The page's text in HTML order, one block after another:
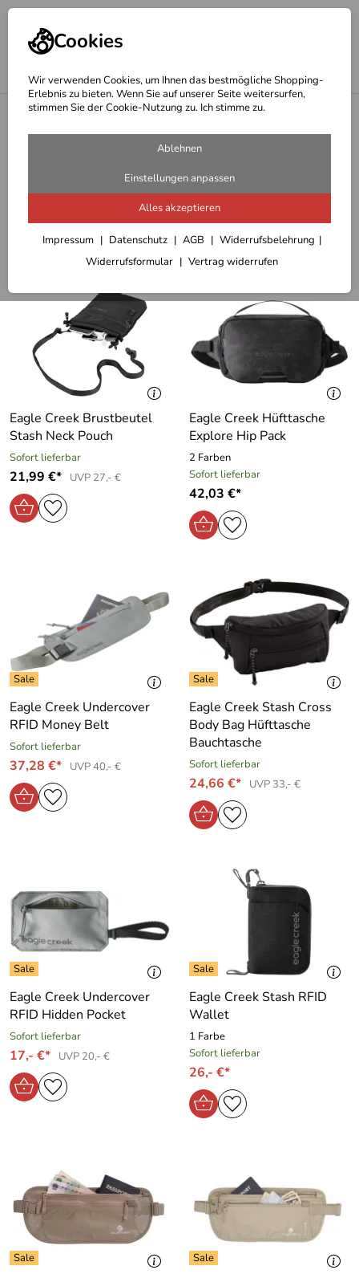
Cookies
Wir verwenden Cookies, um Ihnen das bestmögliche Shopping-
Erlebnis zu bieten. Wenn Sie auf unserer Seite weitersurfen,
stimmen Sie der Cookie-Nutzung zu. Ich stimme zu.
Ablehnen
Einstellungen anpassen
Alles akzeptieren
Impressum Datenschutz AGB
Widerrufsbelehrung
Widerrufsformular
Vertrag widerrufen
Eagle Creek Shop
Eagle Creek Security Geld-
Dokumentenaufbewahrung
8 Artikel
Filter (4) Sortieren
Eagle Creek Brustbeutel
Stash Neck Pouch
Sofort lieferbar
21,99 €* UVP 27,- €
Eagle Creek Hüfttasche
Explore Hip Pack
2 Farben
Sofort lieferbar
42,03 €*
Eagle Creek Undercover
RFID Money Belt
Sofort lieferbar
37,28 €* UVP 40,- €
Eagle Creek Stash Cross
Body Bag Hüfttasche
Bauchtasche
Sofort lieferbar
24,66 €* UVP 33,- €
Eagle Creek Undercover
RFID Hidden Pocket
Sofort lieferbar
17,- €* UVP 20,- €
Eagle Creek Stash RFID
Wallet
1 Farbe
Sofort lieferbar
26,- €*